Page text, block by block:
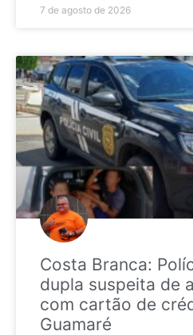
7 de agosto de 2026
Costa Branca:
dupla suspeita de
com cartão de
Guamaré